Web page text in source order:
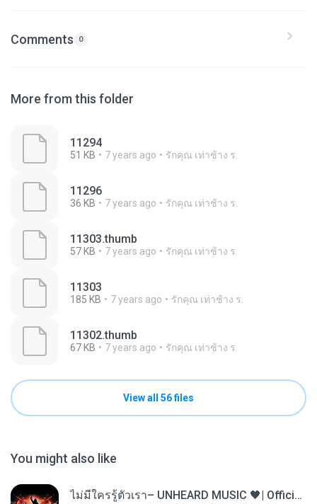
Comments 0
More from this folder
11294
51 KB 7 years ago รักคุณ เท่าช้าง ร.
11296
36 KB 7 years ago รักคุณ เท่าช้าง ร.
11303.thumb
57 KB 7 years ago รักคุณ เท่าช้าง ร.
11303
185 KB 7 years ago รักคุณ เท่าช้าง ร.
11302.thumb
67 KB 7 years ago รักคุณ เท่าช้าง ร.
View all 56 files
You might also like
ไม่มีใครรู้ตัวเรา– UNHEARD MUSIC 🖤| Official Lyric Video | เพลงสู้ชีวิต